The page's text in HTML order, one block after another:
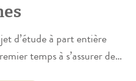
d’étude à part entière
temps à s’assurer de